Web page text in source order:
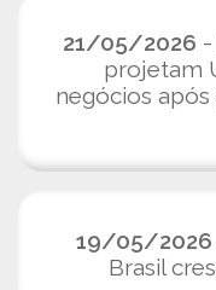
21/05/2026
projetam
negócios após
19/05/2026
Brasil